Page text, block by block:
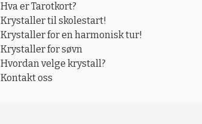
Hva er Tarotkort?
Krystaller til skolestart!
Krystaller for en harmonisk tur!
Krystaller for søvn
Hvordan velge krystall?
Kontakt oss